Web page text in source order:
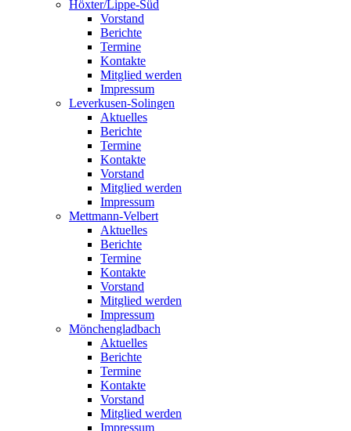
Höxter/Lippe-Süd
Vorstand
Berichte
Termine
Kontakte
Mitglied werden
Impressum
Leverkusen-Solingen
Aktuelles
Berichte
Termine
Kontakte
Vorstand
Mitglied werden
Impressum
Mettmann-Velbert
Aktuelles
Berichte
Termine
Kontakte
Vorstand
Mitglied werden
Impressum
Mönchengladbach
Aktuelles
Berichte
Termine
Kontakte
Vorstand
Mitglied werden
Impressum